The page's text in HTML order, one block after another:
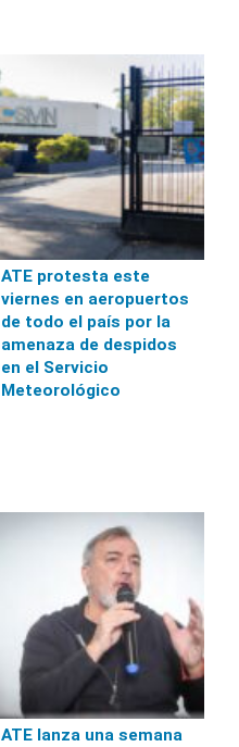
ATE protesta este
viernes en aeropuertos
de todo el país por la
amenaza de despidos
en el Servicio
Meteorológico
ATE lanza una semana